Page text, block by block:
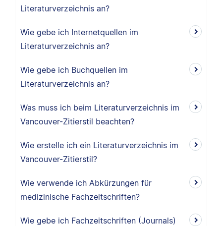
Literaturverzeichnis an?
Wie gebe ich Internetquellen im
Literaturverzeichnis an?
Wie gebe ich Buchquellen im
Literaturverzeichnis an?
Was muss ich beim Literaturverzeichnis im
Vancouver-Zitierstil beachten?
Wie erstelle ich ein Literaturverzeichnis im
Vancouver-Zitierstil?
Wie verwende ich Abkürzungen für
medizinische Fachzeitschriften?
Wie gebe ich Fachzeitschriften (Journals)